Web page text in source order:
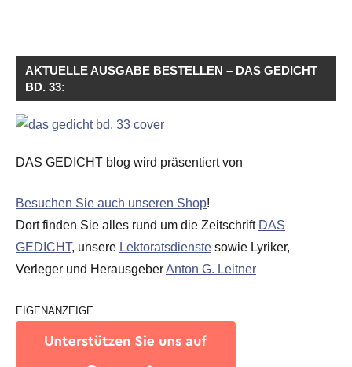
AKTUELLE AUSGABE BESTELLEN – DAS GEDICHT
BD. 33:
DAS GEDICHT blog wird präsentiert von
Besuchen Sie auch unseren Shop!
Dort finden Sie alles rund um die Zeitschrift DAS
GEDICHT, unsere Lektoratsdienste sowie Lyriker,
Verleger und HerausgeberAnton G. Leitner
EIGENANZEIGE